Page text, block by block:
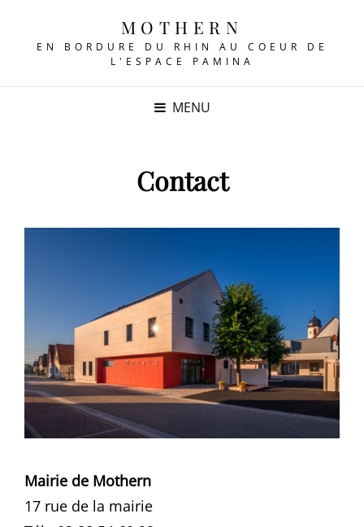
MOTHERN
EN BORDURE DU RHIN AU COEUR DE
L'ESPACE PAMINA
MENU
Contact
Mairie de Mothern
17 rue de la mairie